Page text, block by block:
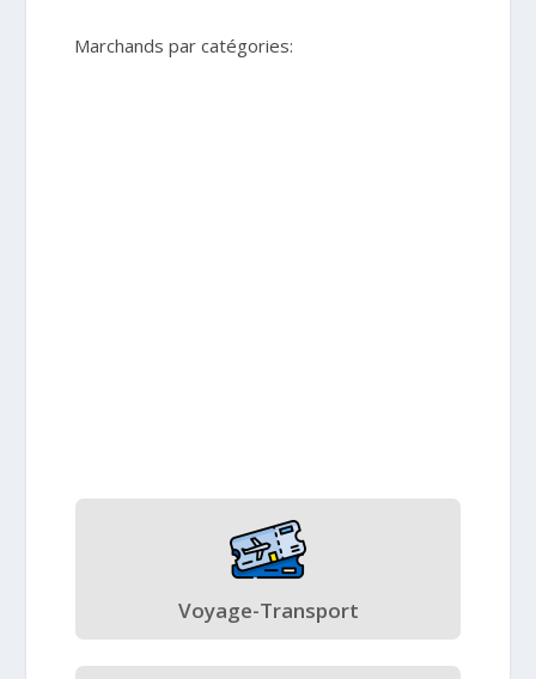
Marchands par catégories:
Voyage-Transport